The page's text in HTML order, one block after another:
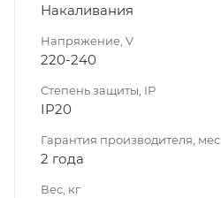
Накаливания
Напряжение, V
220-240
Степень защиты, IP
IP20
Гарантия производителя, мес
2 года
Вес, кг